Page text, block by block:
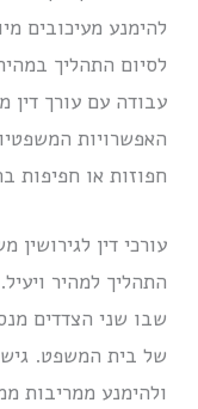
להימנע מעיכובים
לסיום התהליך
עבודה עם עורך דין
האפשרויות
חפוזות או חפיפות
עורכי דין
התהליך למהיר
שבו שני הצדדים
של בית המשפט.
ולהימנע ממריבות